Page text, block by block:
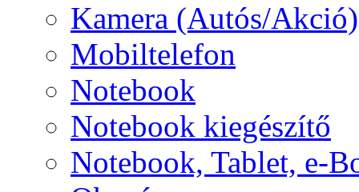
Kamera (Autós/Akció)
Mobiltelefon
Notebook
Notebook kiegészítő
Notebook, Tablet, e-